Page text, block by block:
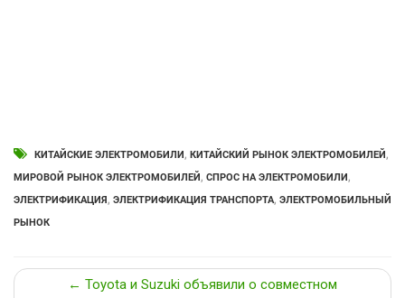
КИТАЙСКИЕ ЭЛЕКТРОМОБИЛИ, КИТАЙСКИЙ РЫНОК ЭЛЕКТРОМОБИЛЕЙ,
МИРОВОЙ РЫНОК ЭЛЕКТРОМОБИЛЕЙ, СПРОС НА ЭЛЕКТРОМОБИЛИ,
ЭЛЕКТРИФИКАЦИЯ, ЭЛЕКТРИФИКАЦИЯ ТРАНСПОРТА, ЭЛЕКТРОМОБИЛЬНЫЙ
РЫНОК
← Toyota и Suzuki объявили о совместном